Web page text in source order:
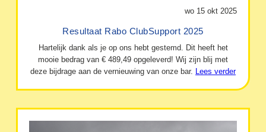
wo 15 okt 2025
Resultaat Rabo ClubSupport 2025
Hartelijk dank als je op ons hebt gestemd. Dit heeft het
mooie bedrag van € 489,49 opgeleverd! Wij zijn blij met
deze bijdrage aan de vernieuwing van onze bar. Lees verder